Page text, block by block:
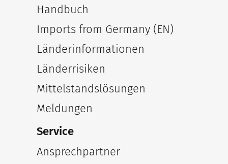
Handbuch
Imports from Germany (EN)
Länderinformationen
Länderrisiken
Mittelstandslösungen
Meldungen
Service
Ansprechpartner